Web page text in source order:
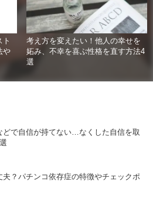
や
考え方を変えたい！他人の幸せを
妬み、不幸を喜ぶ性格を直す方法4
選
どで自信が持てない…なくした自信を取
夫？パチンコ依存症の特徴やチェックポ